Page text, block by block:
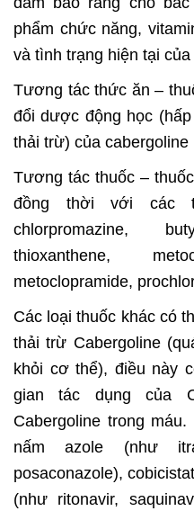
phẩm chức năng,
và tình trạng hiện tại của
Tương tác thức ăn –
đổi dược động học
thải trừ) của cabergoline
Tương tác thuốc –
đồng thời với các
chlorpromazine,
thioxanthene,
metoclopramide,
Các loại thuốc khác có
thải trừ Cabergoline
khỏi cơ thể), điều này
gian tác dụng của
Cabergoline trong
nấm azole (như
posaconazole),
(như ritonavir,